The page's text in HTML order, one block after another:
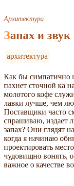
Архитектура
Запах и
архитектура
Как бы симпатично
пахнет сточной ка
молотого кофе
лавки лучше, чем
Поставщики часто
спрашиваю, издает
запах? Они глядят
когда я начинаю
проектировать
чудовищно вонять,
важное о качестве